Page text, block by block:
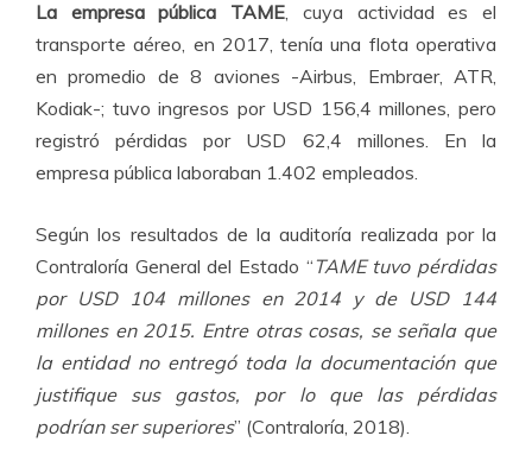
La empresa pública TAME, cuya actividad es el
transporte aéreo, en 2017, tenía una flota operativa
en promedio de 8 aviones -Airbus, Embraer, ATR,
Kodiak-; tuvo ingresos por USD 156,4 millones, pero
registró pérdidas por USD 62,4 millones. En la
empresa pública laboraban 1.402 empleados.
Según los resultados de la auditoría realizada por la
Contraloría General del Estado “ TAME tuvo pérdidas
por USD 104 millones en 2014 y de USD 144
millones en 2015. Entre otras cosas, se señala que
la entidad no entregó toda la documentación que
justifique sus gastos, por lo que las pérdidas
podrían ser superiores” (Contraloría, 2018).